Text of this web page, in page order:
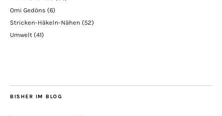
Omi Gedöns (6)
Stricken-Häkeln-Nähen (52)
Umwelt (41)
BISHER IM BLOG